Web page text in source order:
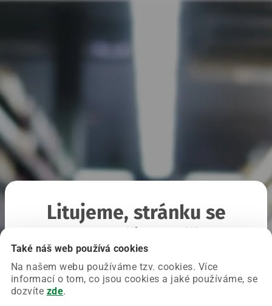
Také náš web používá cookies
Na našem webu používáme tzv. cookies. Více
informací o tom, co jsou cookies a jaké používáme, se
dozvíte zde.
Litujeme, stránku se
Chyba nastala na naší straně a už ji opravujeme.
Zkuste prosím znovu načíst požadovanou stránku.